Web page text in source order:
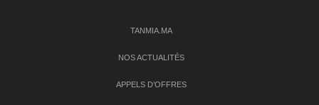
TANMIA.MA
NOS ACTUALITÉS
APPELS D’OFFRES